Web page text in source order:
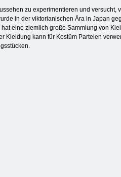
zu experimentieren und
in der viktorianischen Ära in Japan
eine ziemlich große Sammlung von
Kleidung kann für Kostüm Parteien